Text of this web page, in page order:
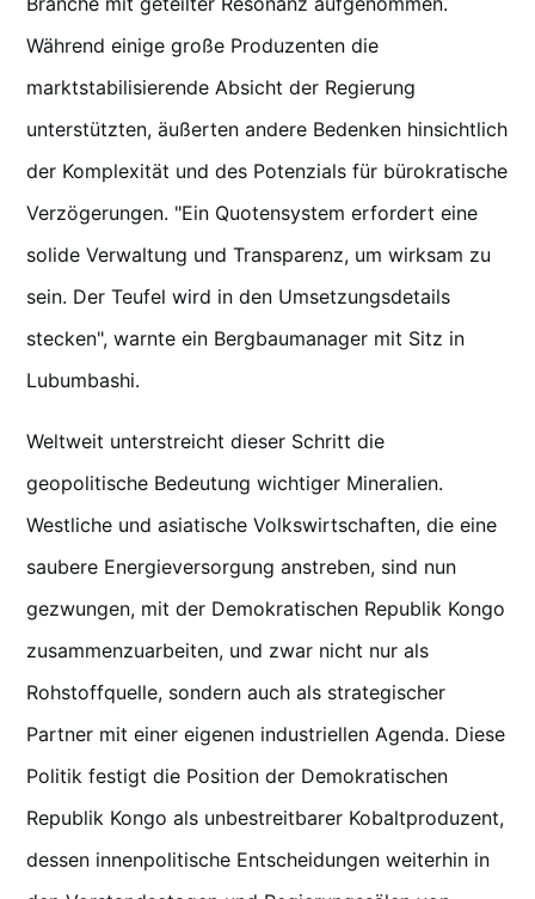
Während einige große Produzenten die
marktstabilisierende Absicht der Regierung
unterstützten, äußerten andere Bedenken hinsichtlich
der Komplexität und des Potenzials für bürokratische
Verzögerungen. "Ein Quotensystem erfordert eine
solide Verwaltung und Transparenz, um wirksam zu
sein. Der Teufel wird in den Umsetzungsdetails
stecken", warnte ein Bergbaumanager mit Sitz in
Lubumbashi.
Weltweit unterstreicht dieser Schritt die
geopolitische Bedeutung wichtiger Mineralien.
Westliche und asiatische Volkswirtschaften, die eine
saubere Energieversorgung anstreben, sind nun
gezwungen, mit der Demokratischen Republik Kongo
zusammenzuarbeiten, und zwar nicht nur als
Rohstoffquelle, sondern auch als strategischer
Partner mit einer eigenen industriellen Agenda. Diese
Politik festigt die Position der Demokratischen
Republik Kongo als unbestreitbarer Kobaltproduzent,
dessen innenpolitische Entscheidungen weiterhin in